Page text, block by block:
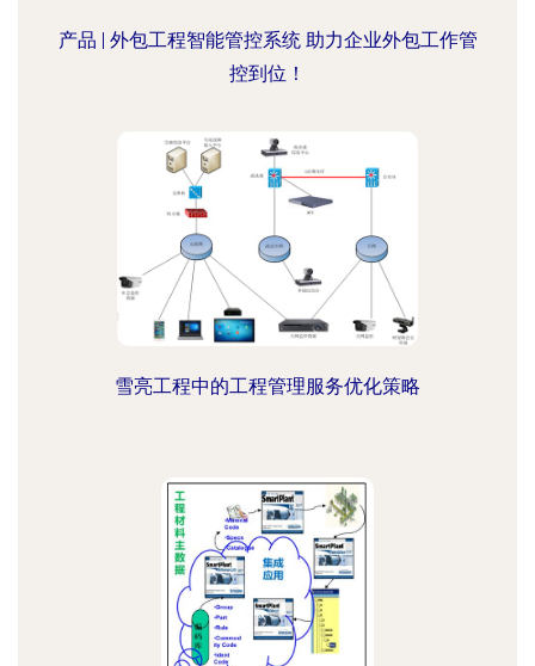
产品 | 外包工程智能管控系统 助力企业外包工作管
控到位！
雪亮工程中的工程管理服务优化策略